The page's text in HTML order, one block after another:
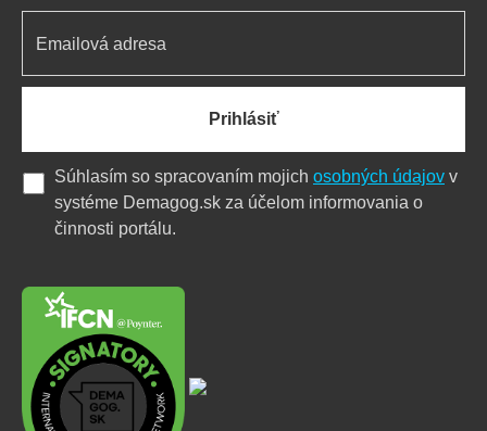
Prihlásiť
Súhlasím so spracovaním mojich osobných údajov v
systéme Demagog.sk za účelom informovania o
činnosti portálu.